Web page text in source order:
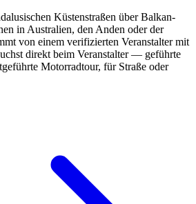
Küstenstraßen über Balkan-
in Australien, den Anden oder der
von einem verifizierten Veranstalter mit
direkt beim Veranstalter — geführte
Motorradtour, für Straße oder